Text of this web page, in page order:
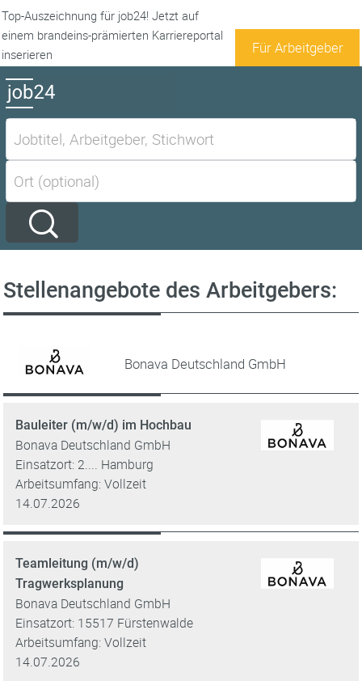
Top-Auszeichnung für job24! Jetzt auf
einem brandeins-prämierten Karriereportal
inserieren
Für Arbeitgeber
Stellenangebote des Arbeitgebers:
Bonava Deutschland GmbH
Bauleiter (m/w/d) im Hochbau
Bonava Deutschland GmbH
Einsatzort: 2.... Hamburg
Arbeitsumfang: Vollzeit
14.07.2026
Teamleitung (m/w/d)
Tragwerksplanung
Bonava Deutschland GmbH
Einsatzort: 15517 Fürstenwalde
Arbeitsumfang: Vollzeit
14.07.2026